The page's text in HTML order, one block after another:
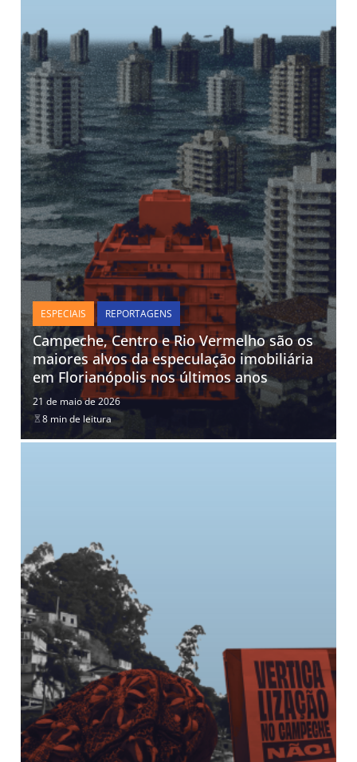
ESPECIAIS REPORTAGENS
Campeche, Centro e Rio Vermelho são os
maiores alvos da especulação imobiliária
em Florianópolis nos últimos anos
21 de maio de 2026
8 min de leitura